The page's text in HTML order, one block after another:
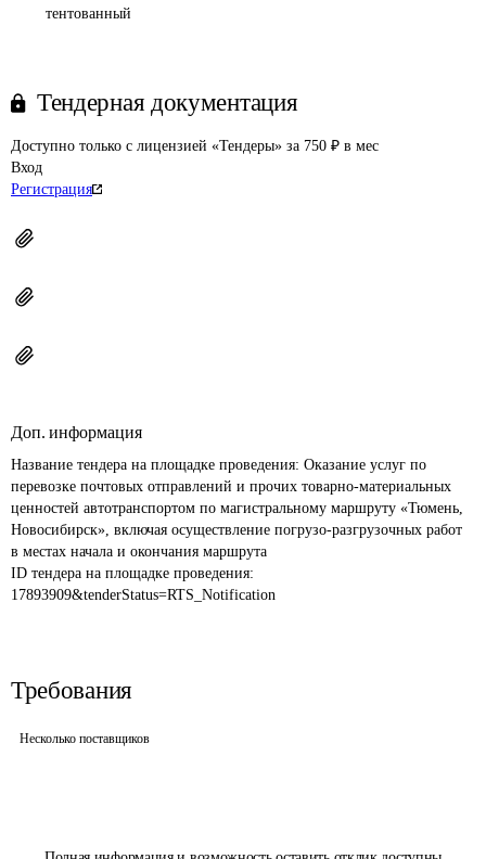
тентованный
Тендерная документация
Доступно только с лицензией «Тендеры» за 750 ₽ в мес
Вход
Регистрация
Доп. информация
Название тендера на площадке проведения: Оказание услуг по
перевозке почтовых отправлений и прочих товарно-материальных
ценностей автотранспортом по магистральному маршруту «Тюмень,
Новосибирск», включая осуществление погрузо-разгрузочных работ
в местах начала и окончания маршрута
ID тендера на площадке проведения:
17893909&tenderStatus=RTS_Notification
Требования
Несколько поставщиков